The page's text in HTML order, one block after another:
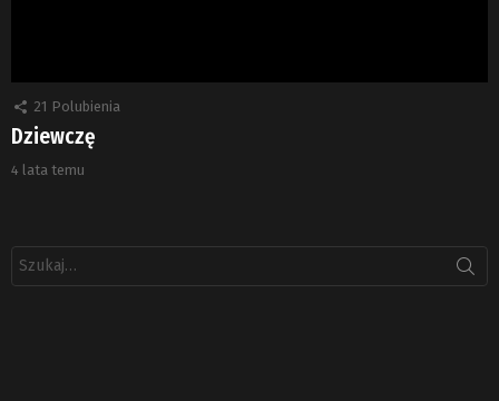
21 Polubienia
Dziewczę
4 lata temu